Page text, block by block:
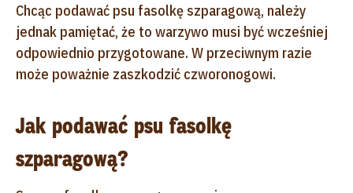
Chcąc podawać psu fasolkę szparagową, należy
jednak pamiętać, że to warzywo musi być wcześniej
odpowiednio przygotowane. W przeciwnym razie
może poważnie zaszkodzić czworonogowi.
Jak podawać psu fasolkę
szparagową?